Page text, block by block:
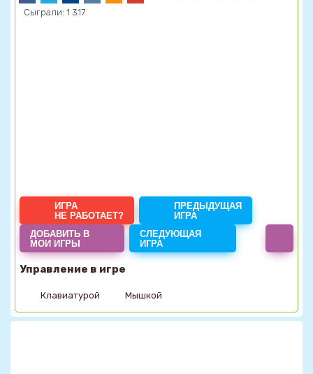
Сыграли: 1 317
ИГРА
НЕ РАБОТАЕТ?
ПРЕДЫДУЩАЯ
ИГРА
ДОБАВИТЬ В
МОИ ИГРЫ
СЛЕДУЮЩАЯ
ИГРА
Управление в игре
Клавиатурой Мышкой